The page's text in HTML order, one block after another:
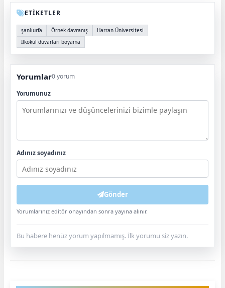
ETİKETLER
şanlıurfa Örnek davranış
Harran Üniversitesi
İlkokul duvarları boyama
Yorumlar0 yorum
Yorumunuz
Adınız soyadınız
Gönder
Yorumlarınız editör onayından sonra yayına alınır.
Bu habere henüz yorum yapılmamış. İlk yorumu siz yazın.